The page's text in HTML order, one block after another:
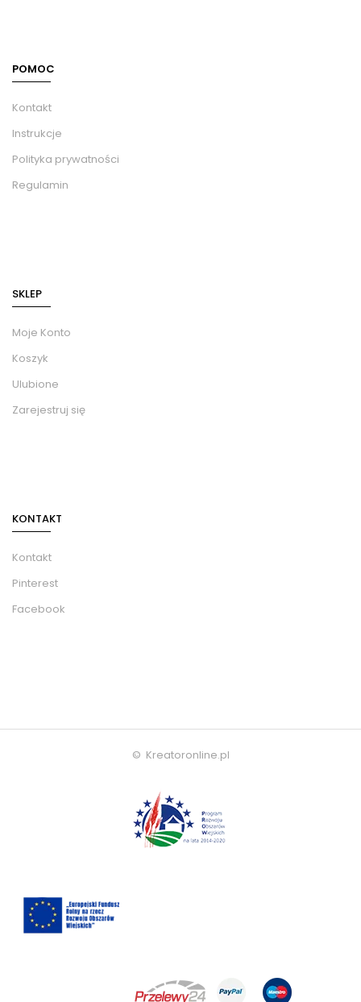
POMOC
Kontakt
Instrukcje
Polityka prywatności
Regulamin
SKLEP
Moje Konto
Koszyk
Ulubione
Zarejestruj się
KONTAKT
Kontakt
Pinterest
Facebook
© Kreatoronline.pl